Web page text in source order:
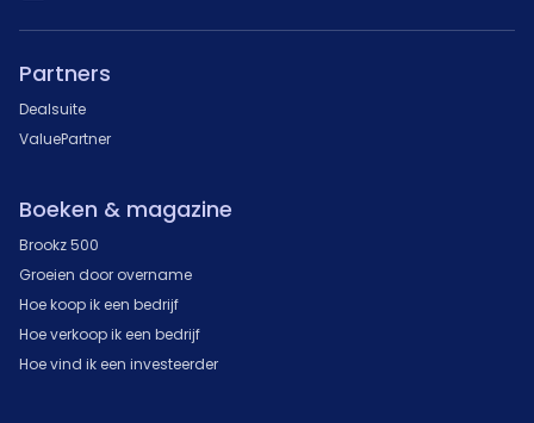
Partners
Dealsuite
ValuePartner
Boeken & magazine
Brookz 500
Groeien door overname
Hoe koop ik een bedrijf
Hoe verkoop ik een bedrijf
Hoe vind ik een investeerder